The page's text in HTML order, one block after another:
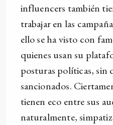
influencers también
trabajar en las
ello se ha visto con
quienes usan su
posturas políticas, sin
sancionados.
tienen eco entre sus
naturalmente,